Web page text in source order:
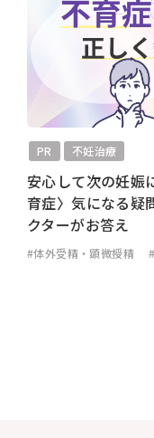
PR 不妊治療
安心して次の妊娠
育症〉気になる疑
クターがお答え
#体外受精・顕微授精